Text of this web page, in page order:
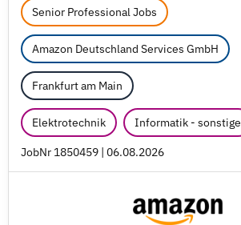
Senior Professional Jobs
Amazon Deutschland Services GmbH
Frankfurt am Main
Elektrotechnik Informatik - sonstige
JobNr 1850459 | 06.08.2026